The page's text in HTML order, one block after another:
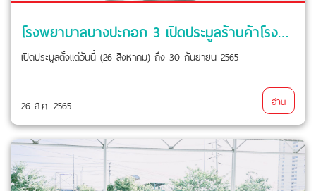
โรงพยาบาลบางปะกอก 3 เปิดประมูลร้านค้าโรงอาหาร
เปิดประมูลตั้งแต่วันนี้ (26 สิงหาคม) ถึง 30 กันยายน 2565
26 ส.ค. 2565 อ่าน